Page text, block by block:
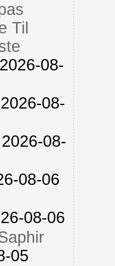
Til
2026-08-
2026-08-
2026-08-
08-06
08-06
05